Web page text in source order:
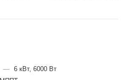
— 6 кВт, 6000 Вт